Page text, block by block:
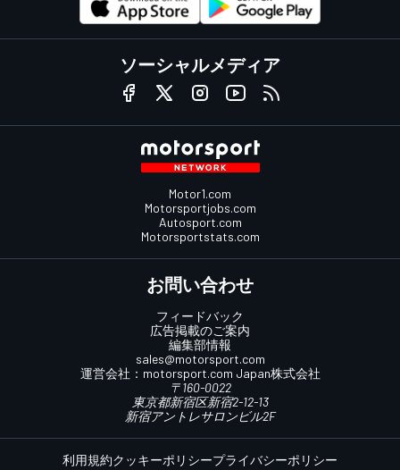
ソーシャルメディア
Motor1.com
Motorsportjobs.com
Autosport.com
Motorsportstats.com
お問い合わせ
フィードバック
広告掲載のご案内
編集部情報
sales@motorsport.com
運営会社： motorsport.com Japan株式会社
〒160-0022
東京都新宿区新宿2-12-13
新宿アントレサロンビル2F
利用規約クッキーポリシープライバシーポリシー